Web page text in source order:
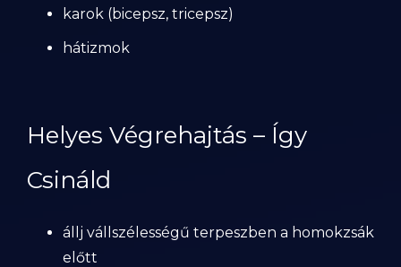
karok (bicepsz, tricepsz)
hátizmok
Helyes Végrehajtás – Így
Csináld
állj vállszélességű terpeszben a homokzsák
előtt